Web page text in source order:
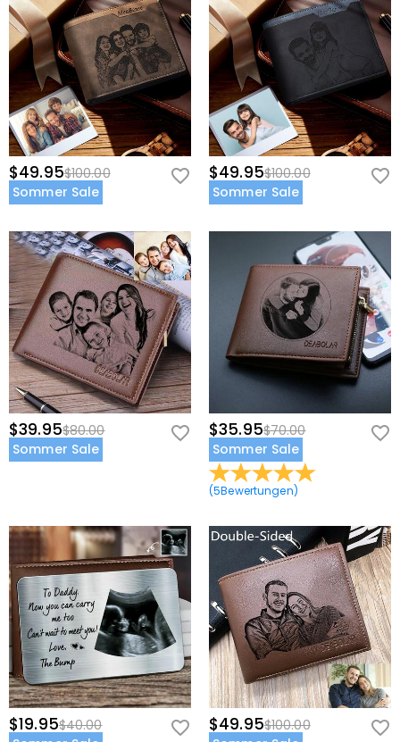
$49.95$100.00
Sommer Sale
$49.95$100.00
Sommer Sale
$39.95$80.00
Sommer Sale
$35.95$70.00
Sommer Sale
(5Bewertungen)
$19.95$40.00
$49.95$100.00